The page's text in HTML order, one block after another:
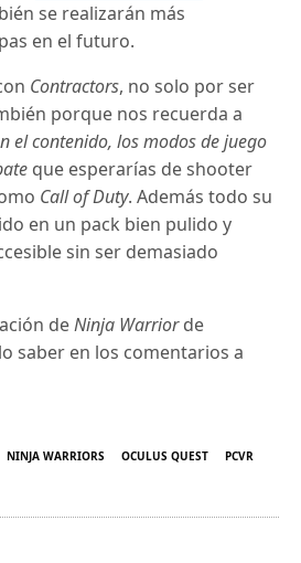
se realizarán más
en el futuro.
Contractors, no solo por ser
porque nos recuerda a
el contenido, los modos de juego
que esperarías de shooter
Call of Duty. Además todo su
en un pack bien pulido y
sin ser demasiado
deNinja Warriorde
saber en los comentarios a
NINJA WARRIORS OCULUS QUEST
PCVR